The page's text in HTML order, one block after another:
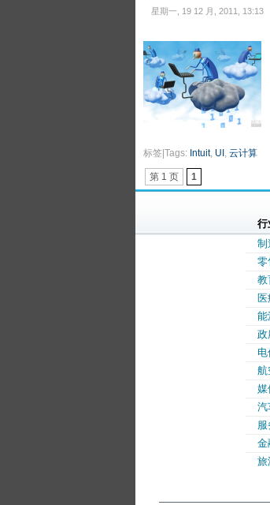
星期一, 19 12 月, 2011, 13:13
标签|Tags: Intuit, UI , 云计算
第 1 页 1
行
制
零
教
医
能
政
电
航
媒
汽
服
金
旅